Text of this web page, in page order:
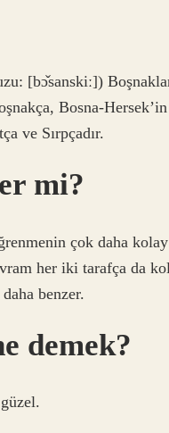
[bɔ̌sanskiː])
Bosna-
ve Sırpçadır.
mi?
çok daha
her iki tarafça da
benzer.
demek?